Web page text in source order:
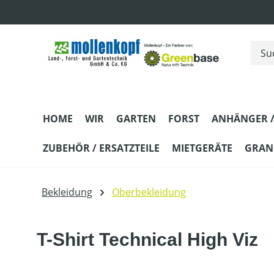
HOME WIR GARTEN FORST ANHÄNGER
ZUBEHÖR / ERSATZTEILE MIETGERÄTE
Bekleidung Oberbekleidung
T-Shirt Technical High Viz